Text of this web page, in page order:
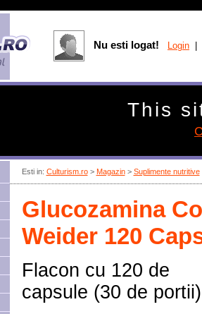
Esti in: Culturism.ro> Magazin> Suplimente nutritive
Glucozamina
Weider 120
Flacon cu 120 de
capsule (30 de portii)
Nu esti logat! Login
This